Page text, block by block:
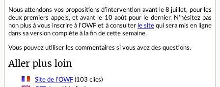
Nous attendons vos propositions d’intervention avant le 8 juillet, pour les
deux premiers appels, et avant le 10 août pour le dernier. N’hésitez pas
non plus à vous inscrire à l’OWF et à consulter le sitequi sera mis en ligne
dans sa version complète à la fin de cette semaine.
Vous pouvez utiliser les commentaires si vous avez des questions.
Aller plus loin
Site de l’OWF(103 clics)